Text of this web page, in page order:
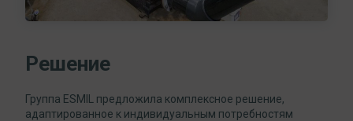
Решение
Группа ESMIL предложила комплексное решение,
адаптированное к индивидуальным потребностям